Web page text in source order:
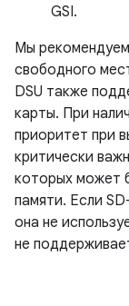
GSI.
Мы
свободного
DSU также
карты. При
приоритет при
критически
которых может
памяти. Если
она не
не